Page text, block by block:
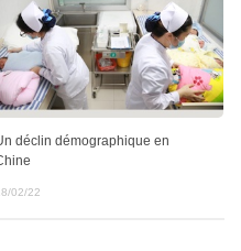
déclin démographique en
02/22